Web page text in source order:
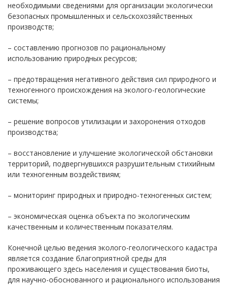
необходимыми сведениями для организации экологически
безопасных промышленных и сельскохозяйственных
производств;
– составлению прогнозов по рациональному
использованию природных ресурсов;
– предотвращения негативного действия сил природного и
техногенного происхождения на эколого-геологические
системы;
– решение вопросов утилизации и захоронения отходов
производства;
– восстановление и улучшение экологической обстановки
территорий, подвергнувшихся разрушительным стихийным
или техногенным воздействиям;
– мониторинг природных и природно-техногенных систем;
– экономическая оценка объекта по экологическим
качественным и количественным показателям.
Конечной целью ведения эколого-геологического кадастра
является создание благоприятной среды для
проживающего здесь населения и существования биоты,
для научно-обоснованного и рационального использования